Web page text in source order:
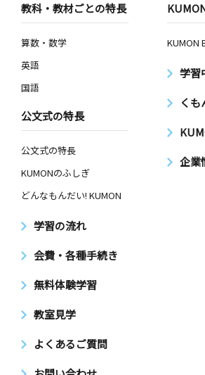
教科・教材ごとの特長
算数・数学
英語
国語
公文式の特長
公文式の特長
KUMONのふしぎ
どんなもんだい! KUMON
学習の流れ
会費・各種手続き
無料体験学習
教室見学
よくあるご質問
KUMON
学習
く
企業